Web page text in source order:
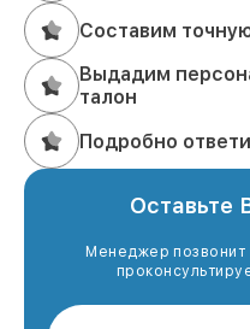
Составим
Выдадим
талон
Подробно
Оставьте
Менеджер позвонит